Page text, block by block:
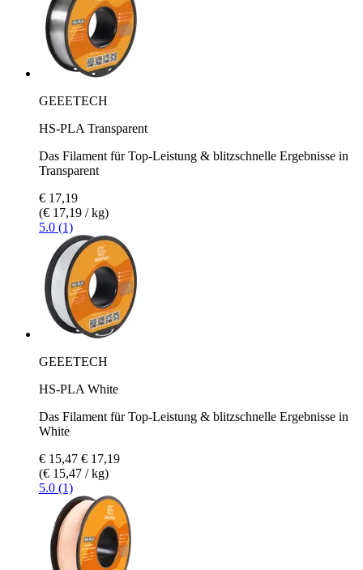
GEEETECH
HS-PLA Transparent
Das Filament für Top-Leistung & blitzschnelle Ergebnisse in
Transparent
€ 17,19
(€ 17,19 / kg)
5.0 (1)
GEEETECH
HS-PLA White
Das Filament für Top-Leistung & blitzschnelle Ergebnisse in
White
€ 15,47 € 17,19
(€ 15,47 / kg)
5.0 (1)